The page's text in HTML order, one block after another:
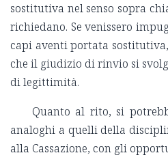
sostitutiva nel senso sopra
richiedano. Se venissero
capi aventi portata
che il giudizio di rinvio si
di legittimità.
Quanto al rito, si
analoghi a quelli della
alla Cassazione, con gli